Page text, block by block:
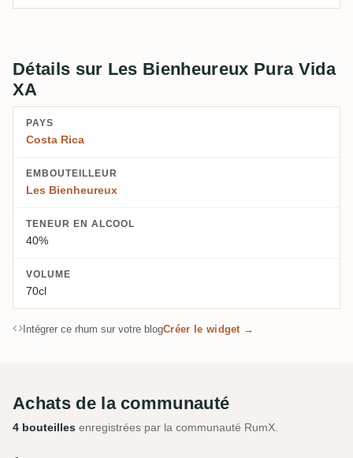
Détails sur Les Bienheureux Pura Vida
XA
PAYS
Costa Rica
EMBOUTEILLEUR
Les Bienheureux
TENEUR EN ALCOOL
40%
VOLUME
70cl
Intégrer ce rhum sur votre blogCréer le widget →
Achats de la communauté
4 bouteilles enregistrées par la communauté RumX.